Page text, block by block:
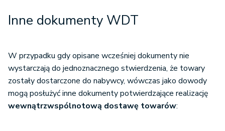
Inne dokumenty WDT
W przypadku gdy opisane wcześniej dokumenty nie
wystarczają do jednoznacznego stwierdzenia, że towary
zostały dostarczone do nabywcy, wówczas jako dowody
mogą posłużyć inne dokumenty potwierdzające realizację
wewnątrzwspólnotową dostawę towarów: